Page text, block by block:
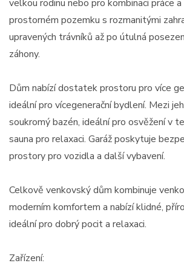
velkou rodinu nebo pro kombinaci práce
prostorném pozemku s rozmanitými
upravených trávníků až po útulná
záhony.
Dům nabízí dostatek prostoru pro více
ideální pro vícegenerační bydlení. Mezi
soukromý bazén, ideální pro osvěžení v
sauna pro relaxaci. Garáž poskytuje
prostory pro vozidla a další vybavení.
Celkově venkovský dům kombinuje
moderním komfortem a nabízí klidné,
ideální pro dobrý pocit a relaxaci.
Zařízení: